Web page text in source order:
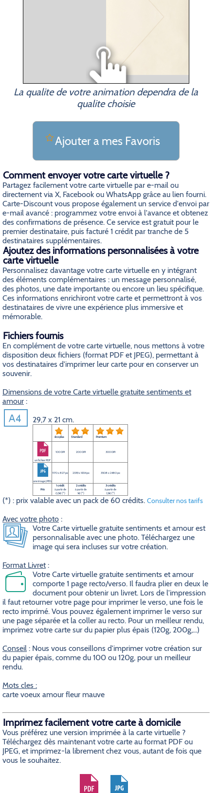
La qualite de votre animation dependra de la
qualite choisie
Ajouter a mes Favoris
Comment envoyer votre carte virtuelle ?
Partagez facilement votre carte virtuelle par e-mail ou
directement via X, Facebook ou WhatsApp grâce au lien fourni.
Carte-Discount vous propose également un service d'envoi par
e-mail avancé : programmez votre envoi à l'avance et obtenez
des confirmations de présence. Ce service est gratuit pour le
premier destinataire, puis facturé 1 crédit par tranche de 5
destinataires supplémentaires.
Ajoutez des informations personnalisées à votre
carte virtuelle
Personnalisez davantage votre carte virtuelle en y intégrant
des éléments complémentaires : un message personnalisé,
des photos, une date importante ou encore un lieu spécifique.
Ces informations enrichiront votre carte et permettront à vos
destinataires de vivre une expérience plus immersive et
mémorable.
Fichiers fournis
En complément de votre carte virtuelle, nous mettons à votre
disposition deux fichiers (format PDF et JPEG), permettant à
vos destinataires d'imprimer leur carte pour en conserver un
souvenir.
Dimensions de votre Carte virtuelle gratuite sentiments et
amour :
29,7 x 21 cm.
éco plus Standard Premium
un fichier PDF
100 DPI 200 DPI 300 DPI
une image JPEG
1170 x 827 px 2339 x 1654 px 3508 x 2480 px
Prix
1 crédit
à partir de
0,5€ (*)
2 crédits
à partir de
1€ (*)
3 crédits
à partir de
1,5€ (*)
(*) : prix valable avec un pack de 60 crédits. Consulter nos tarifs
Avec votre photo :
Votre Carte virtuelle gratuite sentiments et amour est
personnalisable avec une photo. Téléchargez une
image qui sera incluses sur votre création.
Format Livret:
Votre Carte virtuelle gratuite sentiments et amour
comporte 1 page recto/verso. Il faudra plier en deux le
document pour obtenir un livret. Lors de l'impression
il faut retourner votre page pour imprimer le verso, une fois le
recto imprimé. Vous pouvez également imprimer le verso sur
une page séparée et la coller au recto. Pour un meilleur rendu,
imprimez votre carte sur du papier plus épais (120g, 200g,...)
Conseil : Nous vous conseillons d'imprimer votre création sur
du papier épais, comme du 100 ou 120g, pour un meilleur
rendu.
Mots cles :
carte voeux amour fleur mauve
Imprimez facilement votre carte à domicile
Vous préférez une version imprimée à la carte virtuelle ?
Téléchargez dès maintenant votre carte au format PDF ou
JPEG, et imprimez-la librement chez vous, autant de fois que
vous le souhaitez.